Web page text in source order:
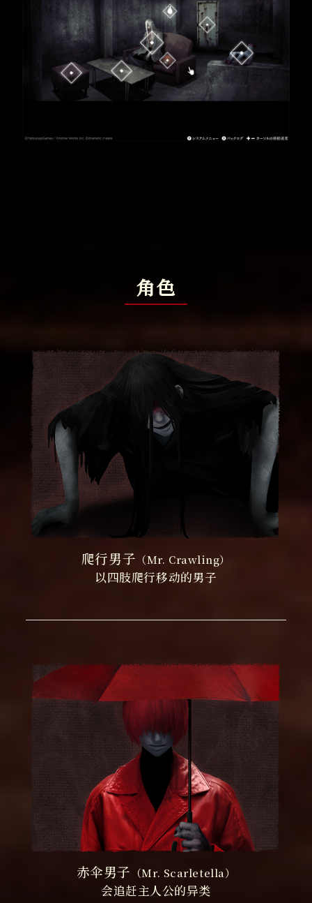
角色
爬行男子 （Mr. Crawling）
以四肢爬行移动的男子
赤伞男子 （Mr. Scarletella）
会追赶主人公的异类